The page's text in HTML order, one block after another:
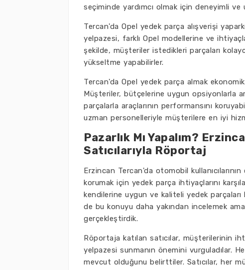
seçiminde yardımcı olmak için deneyimli
Tercan'da Opel yedek parça alışverişi
yelpazesi, farklı Opel modellerine ve
şekilde, müşteriler istedikleri parçaları
yükseltme yapabilirler.
Tercan'da Opel yedek parça almak
Müşteriler, bütçelerine uygun opsiyonlarla
parçalarla araçlarının performansını
uzman personelleriyle müşterilere en iyi
Pazarlık Mı Yapalım?
Satıcılarıyla Röportaj
Erzincan Tercan'da otomobil
korumak için yedek parça ihtiyaçlarını
kendilerine uygun ve kaliteli yedek
de bu konuyu daha yakından incelemek
gerçekleştirdik.
Röportaja katılan satıcılar, müşterilerinin
yelpazesi sunmanın önemini vurguladılar.
mevcut olduğunu belirttiler. Satıcılar, her